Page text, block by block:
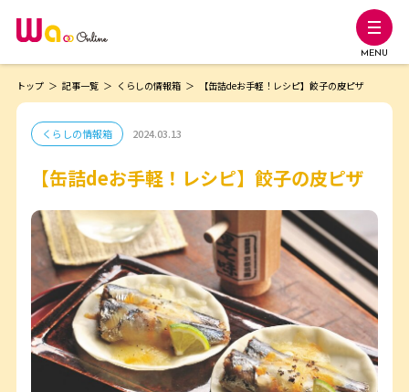
MENU
トップ 記事一覧 くらしの情報箱 【缶詰deお手軽！レシピ】餃子の皮ピザ
くらしの情報箱 2024.03.13
【缶詰deお手軽！レシピ】餃子の皮ピザ